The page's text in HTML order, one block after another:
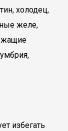
холодец,
желе,
избегать